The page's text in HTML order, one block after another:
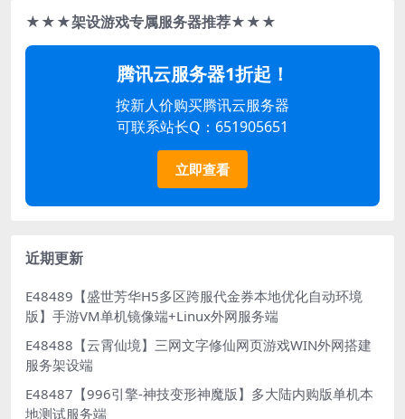
★★★架设游戏专属服务器推荐★★★
腾讯云服务器1折起！
按新人价购买腾讯云服务器
可联系站长Q：651905651
立即查看
近期更新
E48489【盛世芳华H5多区跨服代金券本地优化自动环境
版】手游VM单机镜像端+Linux外网服务端
E48488【云霄仙境】三网文字修仙网页游戏WIN外网搭建
服务架设端
E48487【996引擎-神技变形神魔版】多大陆内购版单机本
地测试服务端